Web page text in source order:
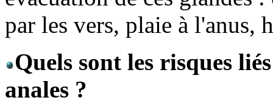
par les vers, plaie à l'anus,
Quels sont les risques
anales ?